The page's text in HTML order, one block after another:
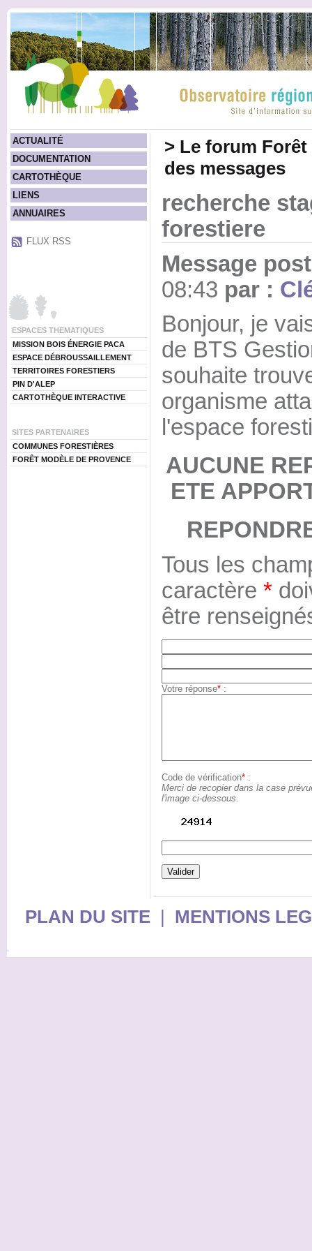
ACTUALITÉ
DOCUMENTATION
CARTOTHÈQUE
LIENS
ANNUAIRES
FLUX RSS
ESPACES THEMATIQUES
MISSION BOIS ÉNERGIE PACA
ESPACE DÉBROUSSAILLEMENT
TERRITOIRES FORESTIERS
PIN D'ALEP
CARTOTHÈQUE INTERACTIVE
SITES PARTENAIRES
COMMUNES FORESTIÈRES
FORÊT MODÈLE DE PROVENCE
> Le forum
des messages
recherche
forestiere
Message
08:43 par :
Bonjour, je
de BTS
souhaite
organisme
l'espace
AUCUNE
ETE
Tous les
caractère *
être
Votre réponse*:
Code de vérification*:
Merci de recopier dans la case
l'image ci-dessous.
PLAN DU SITE| MENTIONS